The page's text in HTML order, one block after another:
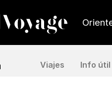
Viajes Info útil